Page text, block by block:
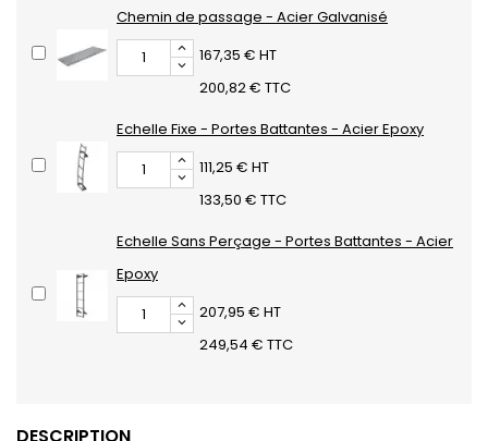
Chemin de passage - Acier Galvanisé
167,35 € HT
200,82 € TTC
Echelle Fixe - Portes Battantes - Acier Epoxy
111,25 € HT
133,50 € TTC
Echelle Sans Perçage - Portes Battantes - Acier
Epoxy
207,95 € HT
249,54 € TTC